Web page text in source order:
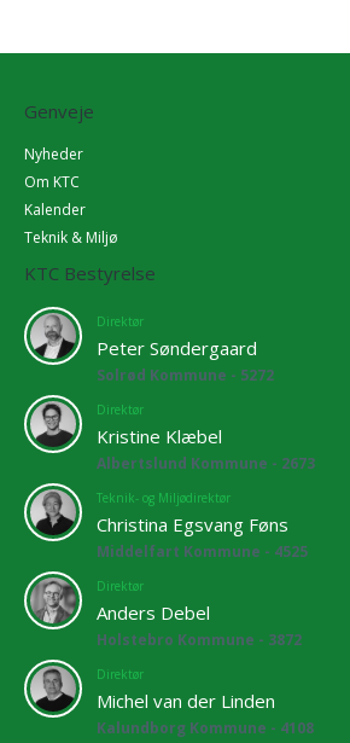
Genveje
Nyheder
Om KTC
Kalender
Teknik & Miljø
KTC Bestyrelse
Direktør
Peter Søndergaard
Solrød Kommune - 5272
Direktør
Kristine Klæbel
Albertslund Kommune - 2673
Teknik- og Miljødirektør
Christina Egsvang Føns
Middelfart Kommune - 4525
Direktør
Anders Debel
Holstebro Kommune - 3872
Direktør
Michel van der Linden
Kalundborg Kommune - 4108